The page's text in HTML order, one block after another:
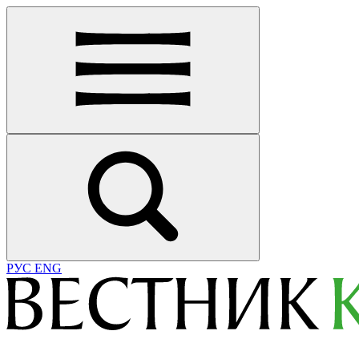
РУС ENG